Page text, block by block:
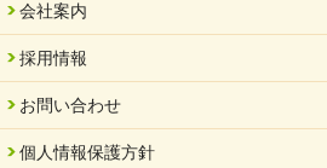
会社案内
採用情報
お問い合わせ
個人情報保護方針